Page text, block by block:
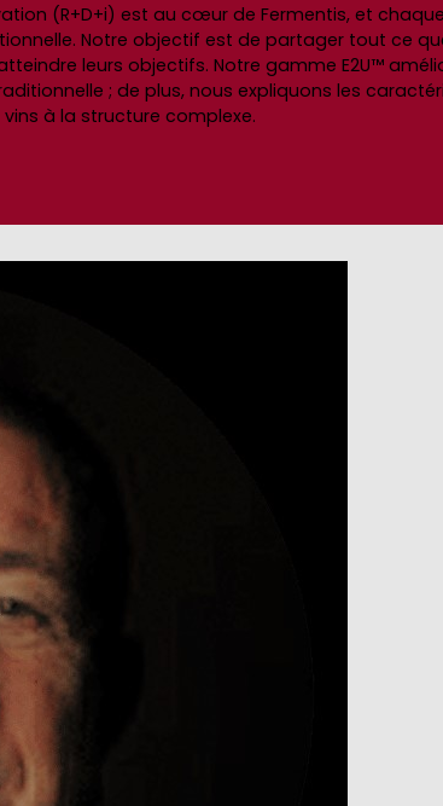
(R+D+i) est au cœur de Fermentis, et
Notre objectif est de partager tout ce
leurs objectifs. Notre gamme E2U™
; de plus, nous expliquons les
à la structure complexe.